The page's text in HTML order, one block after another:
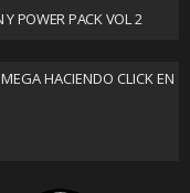
POWER PACK VOL 2
HACIENDO CLICK EN